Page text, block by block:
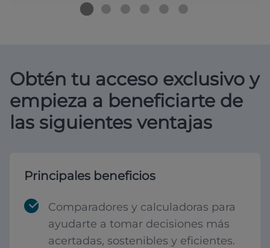
Obtén tu acceso exclusivo y
empieza a beneficiarte de
las siguientes ventajas
Principales beneficios
Comparadores y calculadoras para
ayudarte a tomar decisiones más
acertadas, sostenibles y eficientes.